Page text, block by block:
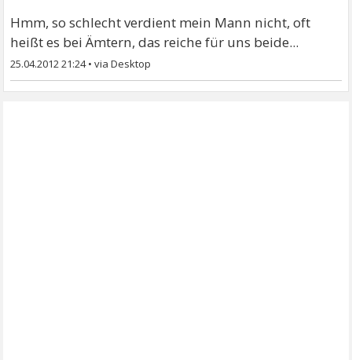
Hmm, so schlecht verdient mein Mann nicht, oft
heißt es bei Ämtern, das reiche für uns beide...
25.04.2012 21:24•